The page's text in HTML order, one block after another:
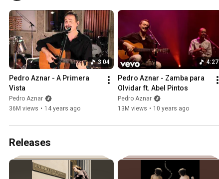
3:04
Pedro Aznar - A Primera
Vista
Pedro Aznar
36M views • 14 years ago
4:27
Pedro Aznar - Zamba para
Olvidar ft. Abel Pintos
Pedro Aznar
13M views • 10 years ago
Releases